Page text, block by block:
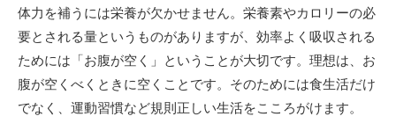
体力を補うには栄養が欠かせません。栄養素やカロリーの必
要とされる量というものがありますが、効率よく吸収される
ためには「お腹が空く」ということが大切です。理想は、お
腹が空くべくときに空くことです。そのためには食生活だけ
でなく、運動習慣など規則正しい生活をこころがけます。